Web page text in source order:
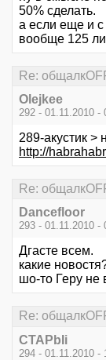
50% сделать.
а если еще и с
вообще 125
Re:
Olejkee
292 - 01.11.2010 -
289-акустик >
http://
Re:
Dancefloor
293 - 01.11.2010 -
Дгасте всем.
какие
шо-то Геру не
Re:
CTAPbIi
294 - 01.11.2010 -